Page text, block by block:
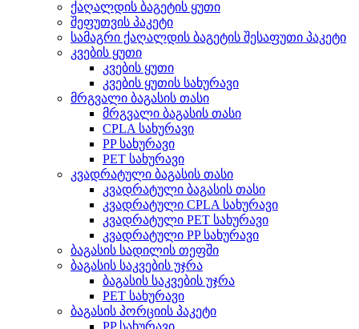
ქაღალდის ბაგეტის ყუთი
შეფუთვის პაკეტი
სამაგრი ქაღალდის ბაგეტის შესაფუთი პაკეტი
კვების ყუთი
კვების ყუთი
კვების ყუთის სახურავი
მრგვალი ბაგასის თასი
მრგვალი ბაგასის თასი
CPLA სახურავი
PP სახურავი
PET სახურავი
კვადრატული ბაგასის თასი
კვადრატული ბაგასის თასი
კვადრატული CPLA სახურავი
კვადრატული PET სახურავი
კვადრატული PP სახურავი
ბაგასის სადილის თეფში
ბაგასის საკვების უჯრა
ბაგასის საკვების უჯრა
PET სახურავი
ბაგასის პორციის პაკეტი
PP სახურავი